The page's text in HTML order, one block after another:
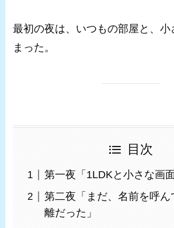
最初の夜は、いつもの部屋と、
まった。
目次
第一夜「1LDKと小さな画面
第二夜「まだ、名前を呼ん
離だった」